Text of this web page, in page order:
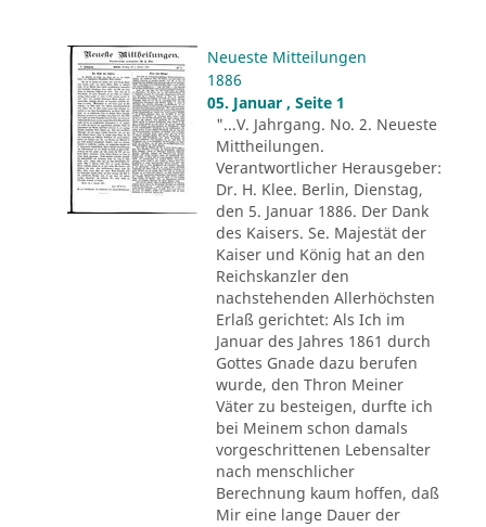
Neueste Mitteilungen
1886
05. Januar , Seite 1
"...V. Jahrgang. No. 2. Neueste
Mittheilungen.
Verantwortlicher Herausgeber:
Dr. H. Klee. Berlin, Dienstag,
den 5. Januar 1886. Der Dank
des Kaisers. Se. Majestät der
Kaiser und König hat an den
Reichskanzler den
nachstehenden Allerhöchsten
Erlaß gerichtet: Als Ich im
Januar des Jahres 1861 durch
Gottes Gnade dazu berufen
wurde, den Thron Meiner
Väter zu besteigen, durfte ich
bei Meinem schon damals
vorgeschrittenen Lebensalter
nach menschlicher
Berechnung kaum hoffen, daß
Mir eine lange Dauer der